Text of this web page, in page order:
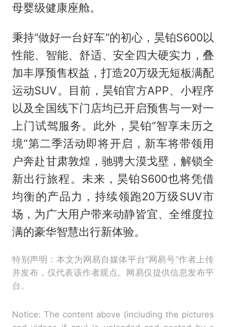
母婴级健康座舱。
秉持“做好一台好车”的初心，昊铂S600以
性能、智能、舒适、安全四大硬实力，叠
加丰厚预售权益，打造20万级无短板满配
运动SUV。目前，昊铂官方APP、小程序
以及全国线下门店均已开启预售与一对一
上门试驾服务。此外，昊铂“智享未历之
境”第二季活动即将开启，新车将带领用
户奔赴甘肃敦煌，驰骋大漠戈壁，解锁全
新出行旅程。未来，昊铂S600也将凭借
均衡的产品力，持续领跑20万级SUV市
场，为广大用户带来动静皆宜、全维度拉
满的豪华智慧出行新体验。
特别声明：本文为网易自媒体平台“网易号”作者上传
并发布，仅代表该作者观点。网易仅提供信息发布平
台。
Notice: The content above (including the pictures